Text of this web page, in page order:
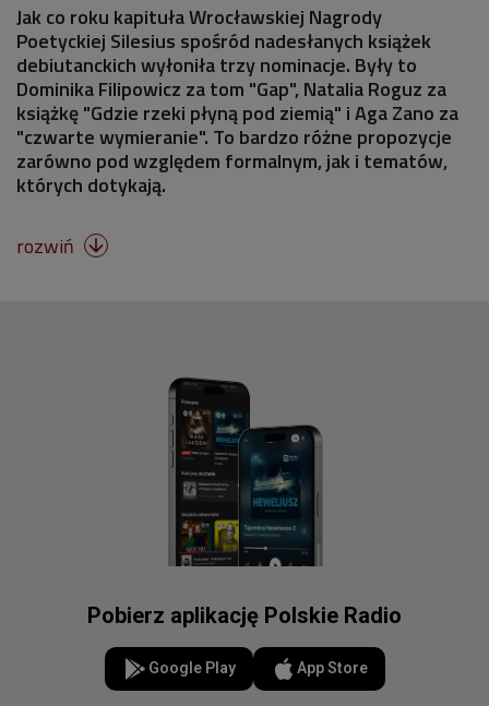
Jak co roku kapituła Wrocławskiej Nagrody
Poetyckiej Silesius spośród nadesłanych książek
debiutanckich wyłoniła trzy nominacje. Były to
Dominika Filipowicz za tom "Gap", Natalia Roguz za
książkę "Gdzie rzeki płyną pod ziemią" i Aga Zano za
"czwarte wymieranie". To bardzo różne propozycje
zarówno pod względem formalnym, jak i tematów,
których dotykają.
rozwiń 
Pobierz aplikację Polskie Radio
Google Play App Store